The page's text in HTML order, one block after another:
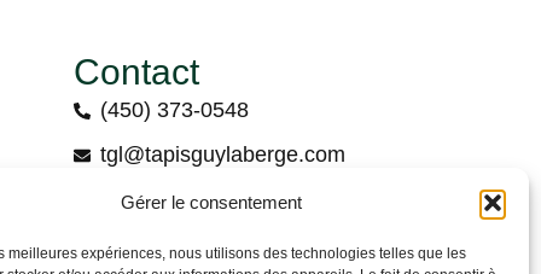
Gérer le consentement
meilleures expériences, nous utilisons des technologies telles que les
Contact
(450) 373-0548
tgl@tapisguylaberge.com
3275 Bd Monseigneur-Langlois, Salaberry-